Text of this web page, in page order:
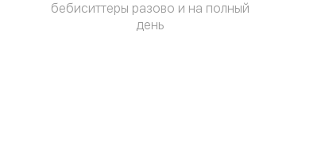
бебиситтеры разово и на полный
день